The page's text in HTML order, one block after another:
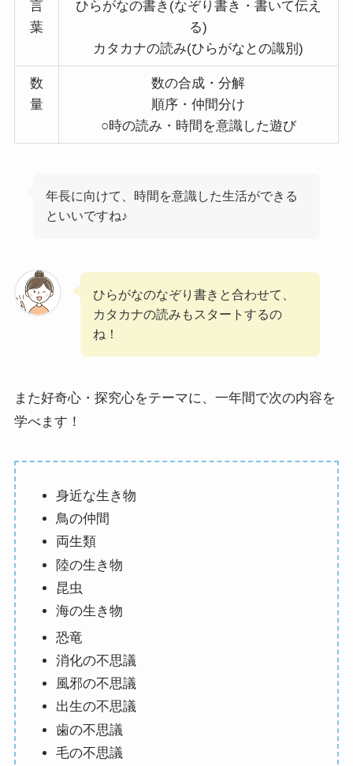
言
葉
ひらがなの書き(なぞり書き・書いて伝え
る)
カタカナの読み(ひらがなとの識別)
数
量
数の合成・分解
順序・仲間分け
○時の読み・時間を意識した遊び
年長に向けて、時間を意識した生活ができる
といいですね♪
ひらがなのなぞり書きと合わせて、
カタカナの読みもスタートするの
ね！
また好奇心・探究心をテーマに、一年間で次の内容を
学べます！
身近な生き物
鳥の仲間
両生類
陸の生き物
昆虫
海の生き物
恐竜
消化の不思議
風邪の不思議
出生の不思議
歯の不思議
毛の不思議